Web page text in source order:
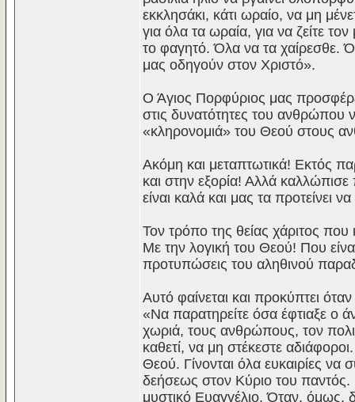
εκκλησάκι, κάτι ωραίο, να μη
για όλα τα ωραία, για να ζείτε
το φαγητό. Όλα να τα χαίρεσθε.
μας οδηγούν στον Χριστό».
Ο Άγιος Πορφύριος μας
στις δυνατότητες του ανθρώπου
«κληρονομιά» του Θεού στους
Ακόμη και μεταπτωτικά! Εκτός
και στην εξορία! Αλλά
είναι καλά και μας τα προτείνει
Τον τρόπο της θείας χάριτος
Με την λογική του Θεού! Που
προτυπώσεις του αληθινού
Αυτό φαίνεται και προκύπτει όταν
«Να παρατηρείτε όσα έφτιαξε ο
χωριά, τους ανθρώπους, τον
καθετί, να μη στέκεστε
Θεού. Γίνονται όλα ευκαιρίες να
δεήσεως στον Κύριο του
μυστικό Ευαγγέλιο. Όταν, όμως,